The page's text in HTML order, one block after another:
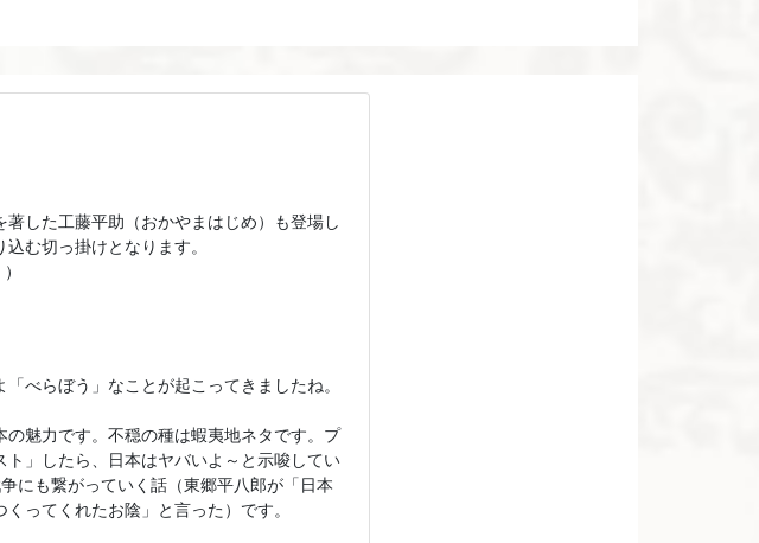
した工藤平助（おかやまはじめ）も登場し
む切っ掛けとなります。
）
べらぼう」なことが起こってきましたね。
魅力です。不穏の種は蝦夷地ネタです。プ
」したら、日本はヤバいよ～と示唆してい
にも繋がっていく話（東郷平八郎が「日本
ってくれたお陰」と言った）です。